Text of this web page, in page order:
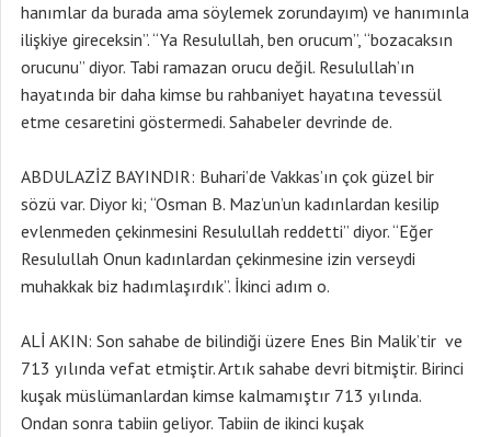
hanımlar da burada ama söylemek zorundayım) ve hanımınla
ilişkiye gireceksin”. “Ya Resulullah, ben orucum”, “bozacaksın
orucunu” diyor. Tabi ramazan orucu değil. Resulullah’ın
hayatında bir daha kimse bu rahbaniyet hayatına tevessül
etme cesaretini göstermedi. Sahabeler devrinde de.
ABDULAZİZ BAYINDIR: Buhari’de Vakkas’ın çok güzel bir
sözü var. Diyor ki; “Osman B. Maz’un’un kadınlardan kesilip
evlenmeden çekinmesini Resulullah reddetti” diyor. “Eğer
Resulullah Onun kadınlardan çekinmesine izin verseydi
muhakkak biz hadımlaşırdık”. İkinci adım o.
ALİ AKIN: Son sahabe de bilindiği üzere Enes Bin Malik’tir ve
713 yılında vefat etmiştir. Artık sahabe devri bitmiştir. Birinci
kuşak müslümanlardan kimse kalmamıştır 713 yılında.
Ondan sonra tabiin geliyor. Tabiin de ikinci kuşak